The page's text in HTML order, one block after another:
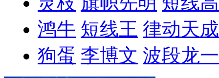
鸿牛 短线王 律动天成
狗蛋 李博文 波段龙一